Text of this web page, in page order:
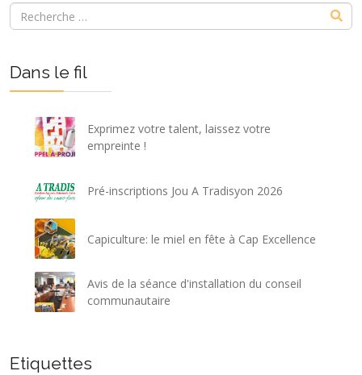
Dans le fil
Exprimez votre talent, laissez votre
empreinte !
Pré-inscriptions Jou A Tradisyon 2026
Capiculture: le miel en fête à Cap Excellence
Avis de la séance d'installation du conseil
communautaire
Etiquettes